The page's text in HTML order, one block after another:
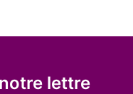
lettre